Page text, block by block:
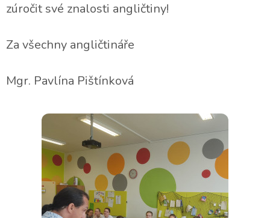
zúročit své znalosti angličtiny!
Za všechny angličtináře
Mgr. Pavlína Pištínková